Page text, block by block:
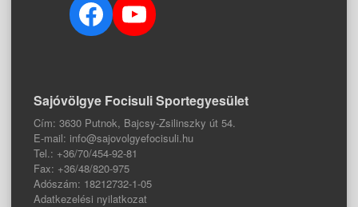
Facebook
YouTube
Sajóvölgye Focisuli Sportegyesület
Cím: 3630 Putnok, Bajcsy-Zsilinszky út 54.
E-mail: info@sajovolgyefocisuli.hu
Tel.: +36/70/454-92-81
Fax: +36/48/820-975
Adószám: 18212732-1-05
Adatkezelési nyilatkozat